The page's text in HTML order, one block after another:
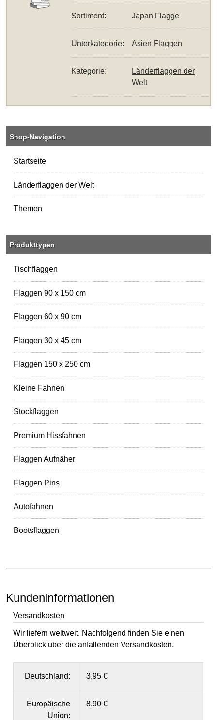
Sortiment: Japan Flagge
Unterkategorie: Asien Flaggen
Kategorie:
Länderflaggen der
Welt
Shop-Navigation
Startseite
Länderflaggen der Welt
Themen
Produkttypen
Tischflaggen
Flaggen 90 x 150 cm
Flaggen 60 x 90 cm
Flaggen 30 x 45 cm
Flaggen 150 x 250 cm
Kleine Fahnen
Stockflaggen
Premium Hissfahnen
Flaggen Aufnäher
Flaggen Pins
Autofahnen
Bootsflaggen
Kundeninformationen
Versandkosten
Wir liefern weltweit. Nachfolgend finden Sie einen
Überblick über die anfallenden Versandkosten.
Deutschland: 3,95 €
Europäische
Union:
8,90 €